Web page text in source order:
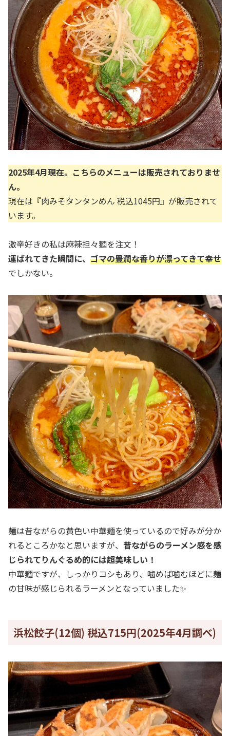
2025年4月現在。こちらのメニューは販売されておりませ
ん。
現在は『肉みそタンタンめん 税込1045円』が販売されて
います。
激辛好きの私は麻辣担々麺を注文！
運ばれてきた瞬間に、 ゴマの豊潤な香りが漂ってきて幸せ
でしかない。
麺は昔ながらの黄色い中華麺を使っているので好みが分か
れるところかなと思いますが、 昔ながらのラーメン感を感
じられてりんぐるめ的には超美味しい！
中華麺ですが、しっかりコシもあり、噛めば噛むほどに麺
の甘味が感じられるラーメンとなっていました✨
浜松餃子(12個) 税込715円(2025年4月調べ)